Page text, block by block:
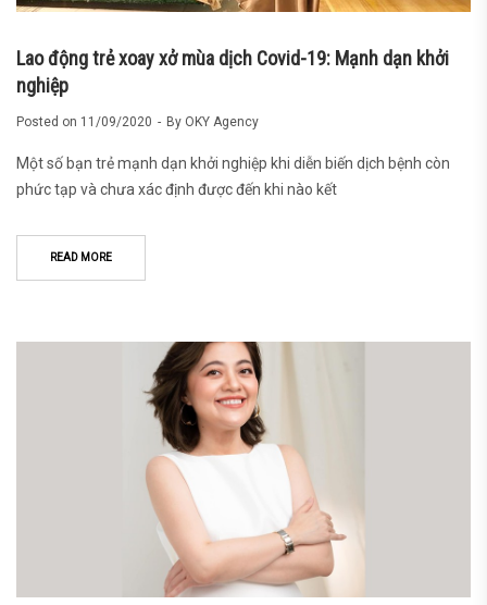
Lao động trẻ xoay xở mùa dịch Covid-19: Mạnh dạn khởi
nghiệp
Posted on 11/09/2020 By OKY Agency
Một số bạn trẻ mạnh dạn khởi nghiệp khi diễn biến dịch bệnh còn
phức tạp và chưa xác định được đến khi nào kết
READ MORE